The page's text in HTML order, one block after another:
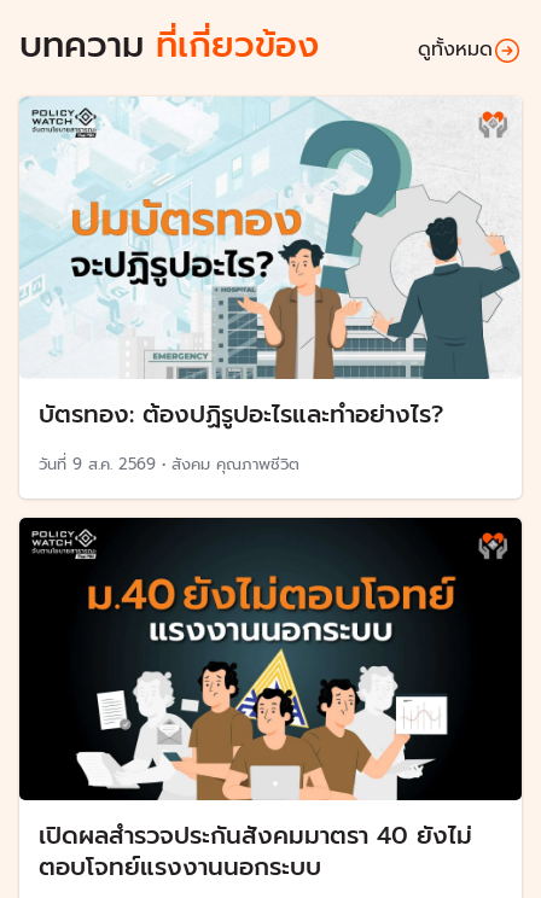
บทความ ที่เกี่ยวข้อง ดูทั้งหมด
บัตรทอง: ต้องปฏิรูปอะไรและทำอย่างไร?
วันที่ 9 ส.ค. 2569 • สังคม คุณภาพชีวิต
เปิดผลสำรวจประกันสังคมมาตรา 40 ยังไม่
ตอบโจทย์แรงงานนอกระบบ